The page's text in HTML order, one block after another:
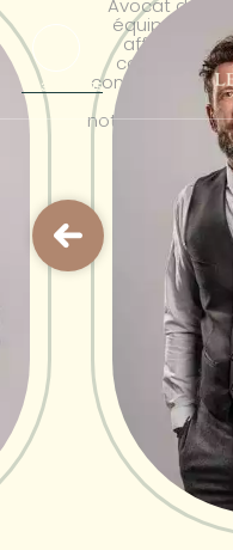
04 30 32 63 15
Avocat
équipe est
affaires :
commercial,
concurrence,
notamment
Voir